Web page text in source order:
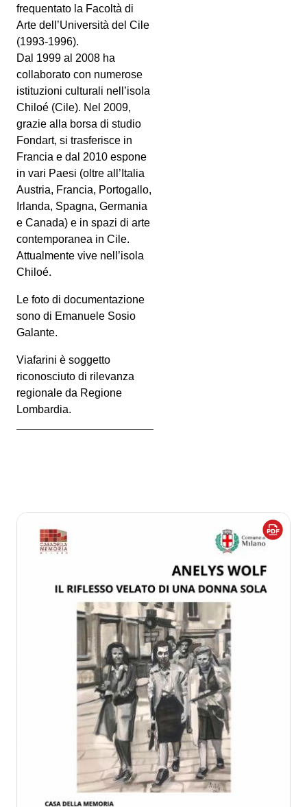
frequentato la Facoltà di
Arte dell’Università del Cile
(1993-1996).
Dal 1999 al 2008 ha
collaborato con numerose
istituzioni culturali nell’isola
Chiloé (Cile). Nel 2009,
grazie alla borsa di studio
Fondart, si trasferisce in
Francia e dal 2010 espone
in vari Paesi (oltre all’Italia
Austria, Francia, Portogallo,
Irlanda, Spagna, Germania
e Canada) e in spazi di arte
contemporanea in Cile.
Attualmente vive nell’isola
Chiloé.
Le foto di documentazione
sono di Emanuele Sosio
Galante.
Viafarini è soggetto
riconosciuto di rilevanza
regionale da Regione
Lombardia.